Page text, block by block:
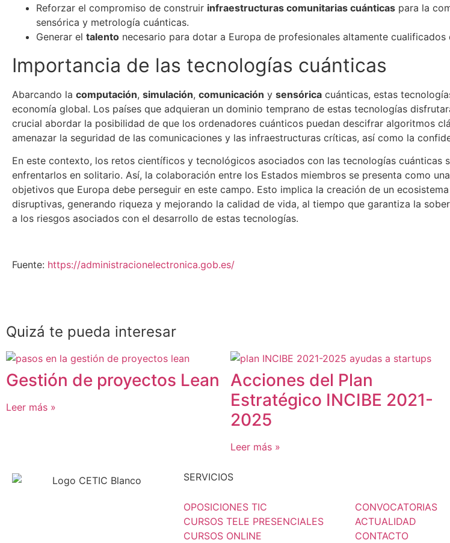
Reforzar el compromiso de construir infraestructuras comunitarias cuánticas para la
sensórica y metrología cuánticas.
Generar el talento necesario para dotar a Europa de profesionales altamente cualificados
Importancia de las tecnologías cuánticas
Abarcando la computación, simulación, comunicación y sensórica cuánticas, estas
economía global. Los países que adquieran un dominio temprano de estas tecnologías
crucial abordar la posibilidad de que los ordenadores cuánticos puedan descifrar algoritmos
amenazar la seguridad de las comunicaciones y las infraestructuras críticas, así como la
En este contexto, los retos científicos y tecnológicos asociados con las tecnologías cuánticas
enfrentarlos en solitario. Así, la colaboración entre los Estados miembros se presenta como
objetivos que Europa debe perseguir en este campo. Esto implica la creación de un
disruptivas, generando riqueza y mejorando la calidad de vida, al tiempo que garantiza la
a los riesgos asociados con el desarrollo de estas tecnologías.
Fuente: https://administracionelectronica.gob.es/
Quizá te pueda interesar
Gestión de proyectos Lean
Leer más »
Acciones del Plan
Estratégico INCIBE 2021-
2025
Leer más »
SERVICIOS
OPOSICIONES TIC
CURSOS TELE PRESENCIALES
CURSOS ONLINE
CONVOCATORIAS
ACTUALIDAD
CONTACTO